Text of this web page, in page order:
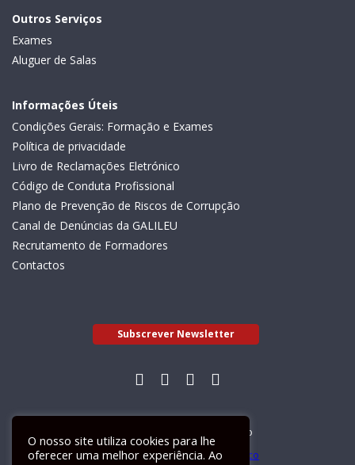
Outros Serviços
Exames
Aluguer de Salas
Informações Úteis
Condições Gerais: Formação e Exames
Política de privacidade
Livro de Reclamações Eletrónico
Código de Conduta Profissional
Plano de Prevenção de Riscos de Corrupção
Canal de Denúncias da GALILEU
Recrutamento de Formadores
Contactos
Subscrever Newsletter
Livro de Reclamações Electrónico
O nosso site utiliza cookies para lhe
oferecer uma melhor experiência. Ao